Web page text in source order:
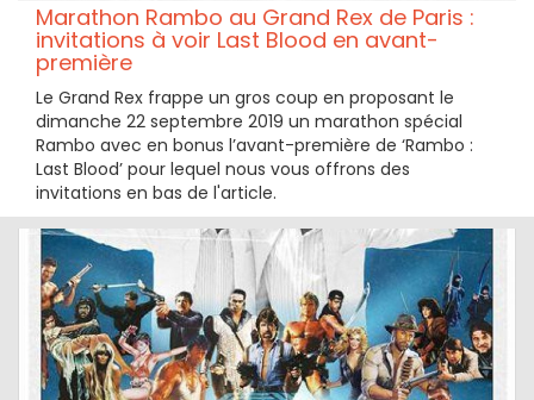
Marathon Rambo au Grand Rex de Paris :
invitations à voir Last Blood en avant-
première
Le Grand Rex frappe un gros coup en proposant le
dimanche 22 septembre 2019 un marathon spécial
Rambo avec en bonus l’avant-première de ‘Rambo :
Last Blood’ pour lequel nous vous offrons des
invitations en bas de l'article.